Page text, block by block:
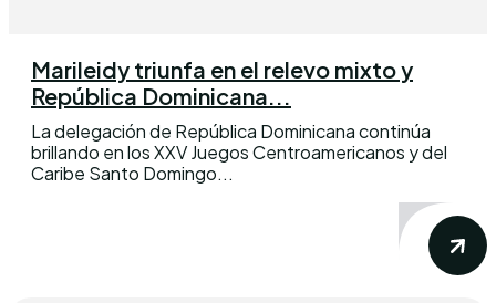
Marileidy triunfa en el relevo mixto y
República Dominicana...
La delegación de República Dominicana continúa
brillando en los XXV Juegos Centroamericanos y del
Caribe Santo Domingo...